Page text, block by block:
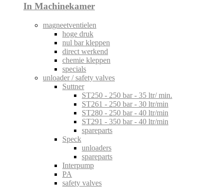
In Machinekamer
magneetventielen
hoge druk
nul bar kleppen
direct werkend
chemie kleppen
specials
unloader / safety valves
Suttner
ST250 - 250 bar - 35 ltr/ min.
ST261 - 250 bar - 30 ltr/min
ST280 - 250 bar - 40 ltr/min
ST291 - 350 bar - 40 ltr/min
spareparts
Speck
unloaders
spareparts
Interpump
PA
safety valves